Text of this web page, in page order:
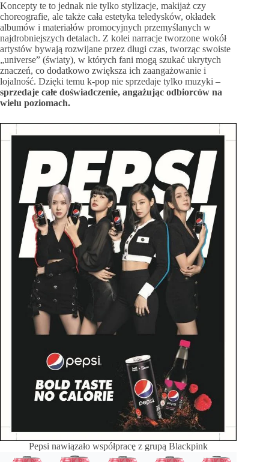
Koncepty te to jednak nie tylko stylizacje, makijaż czy
choreografie, ale także cała estetyka teledysków, okładek
albumów i materiałów promocyjnych przemyślanych w
najdrobniejszych detalach. Z kolei narracje tworzone wokół
artystów bywają rozwijane przez długi czas, tworząc swoiste
„universe” (światy), w których fani mogą szukać ukrytych
znaczeń, co dodatkowo zwiększa ich zaangażowanie i
lojalność. Dzięki temu k-pop nie sprzedaje tylko muzyki –
sprzedaje całe doświadczenie, angażując odbiorców na
wielu poziomach.
Pepsi nawiązało współpracę z grupą Blackpink